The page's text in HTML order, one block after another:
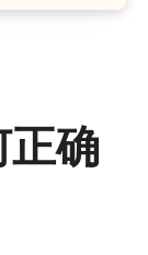
正确